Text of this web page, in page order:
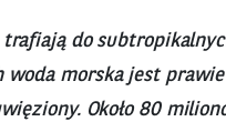
do
morska jest
Około 80